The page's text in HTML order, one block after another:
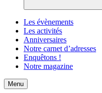
Les évènements
Les activités
Anniversaires
Notre carnet d’adresses
Enquêtons !
Notre magazine
Accueil
Menu Contact